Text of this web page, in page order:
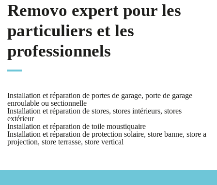
Removo expert pour les
particuliers et les
professionnels
Installation et réparation de portes de garage, porte de garage
enroulable ou sectionnelle
Installation et réparation de stores, stores intérieurs, stores
extérieur
Installation et réparation de toile moustiquaire
Installation et réparation de protection solaire, store banne, store a
projection, store terrasse, store vertical